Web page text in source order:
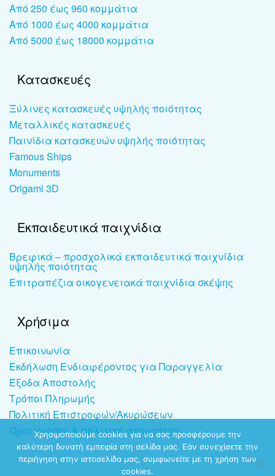
Από 250 έως 960 κομμάτια
Από 1000 έως 4000 κομμάτια
Από 5000 έως 18000 κομμάτια
Κατασκευές
Ξύλινες κατασκευές υψηλής ποιότητας
Μεταλλικές κατασκευές
Παινίδια κατασκευών υψηλής ποιότητας
Famous Ships
Monuments
Origami 3D
Εκπαιδευτικά παιχνίδια
Βρεφικά – προσχολικά εκπαιδευτικά παιχνίδια
υψηλής ποιότητας
Επιτραπέζια οικογενειακά παιχνίδια σκέψης
Χρήσιμα
Επικοινωνία
Εκδήλωση Ενδιαφέροντος για Παραγγελία
Έξοδα Αποστολής
Τρόποι Πληρωμής
Πολιτική Επιστροφών/Ακυρώσεων
Όροι χρήσης & πολιτική απορρήτου
Χρησιμοποιούμε cookies για να σας προσφέρουμε την
καλύτερη δυνατή εμπειρία στη σελίδα μας. Εάν συνεχίσετε την
περιήγηση στην ιστοσελίδα μας, συμφωνείτε με τη χρήση των
cookies.